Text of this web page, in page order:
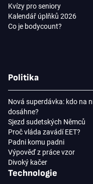
Kvízy pro seniory
Kalendář úplňků 2026
Co je bodycount?
Politika
Nová superdávka: kdo na
dosáhne?
Sjezd sudetských Němců
Proč vláda zavádí EET?
Padni komu padni
Výpověď z práce vzor
Divoký kačer
Technologie